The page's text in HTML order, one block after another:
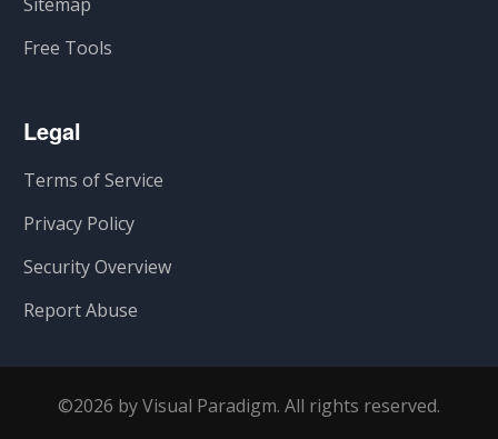
Free Tools
Legal
Terms of Service
Privacy Policy
Security Overview
Report Abuse
©2026 by Visual Paradigm. All rights reserved.